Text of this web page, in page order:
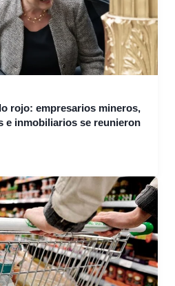
rojo: empresarios mineros,
e inmobiliarios se reunieron